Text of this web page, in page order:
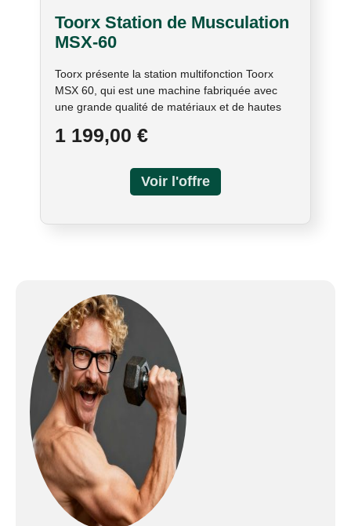
Toorx Station de Musculation
MSX-60
Toorx présente la station multifonction Toorx
MSX 60, qui est une machine fabriquée avec
une grande qualité de matériaux et de hautes
multifonction pèse 134 kg, avec des tubes en
principaux exercices réalisables sur la station
multifonction MSX 60 travaillent sur les zones
mm + 375 x 335 x 190 mm. - Certifié CE EN
1 199,00 €